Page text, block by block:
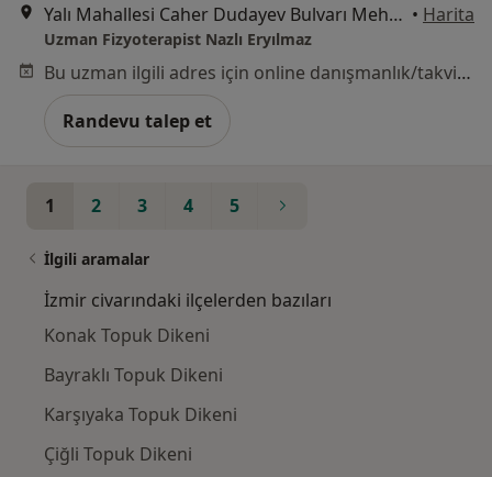
Yalı Mahallesi Caher Dudayev Bulvarı Mehmet Alagaş Apt. No:93 Kat:3 Daire:5 Karşıyaka/İzmir, İzmir • Harita
Uzman Fizyoterapist Nazlı Eryılmaz
Bu uzman ilgili adres için online danışmanlık/takvim sunmuyor.
Randevu talep et
1 2 3 4 5
İlgili aramalar
İzmir civarındaki ilçelerden bazıları
Konak Topuk Dikeni
Bayraklı Topuk Dikeni
Karşıyaka Topuk Dikeni
Çiğli Topuk Dikeni